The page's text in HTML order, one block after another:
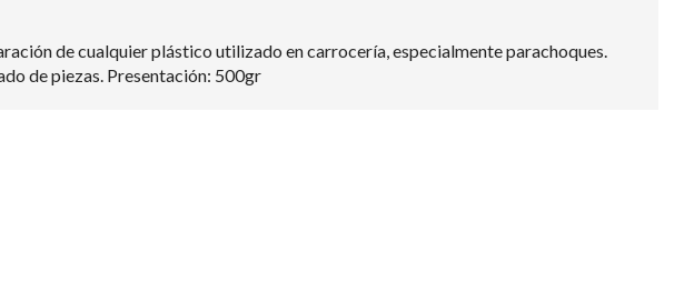
de cualquier plástico utilizado en carrocería, especialmente parachoques.
de piezas. Presentación: 500gr